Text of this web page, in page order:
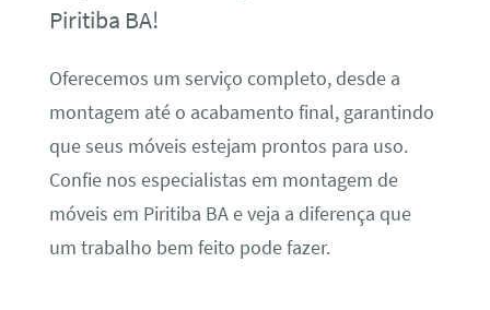
Piritiba BA!
Oferecemos um serviço completo, desde a
montagem até o acabamento final, garantindo
que seus móveis estejam prontos para uso.
Confie nos especialistas em montagem de
móveis em Piritiba BA e veja a diferença que
um trabalho bem feito pode fazer.